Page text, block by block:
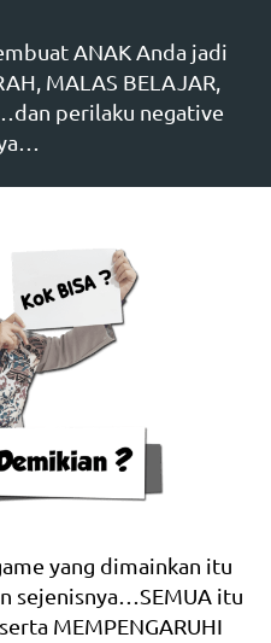
ANAK Anda jadi
MALAS BELAJAR,
perilaku negative
yang dimainkan itu
sejenisnya…SEMUA itu
MEMPENGARUHI